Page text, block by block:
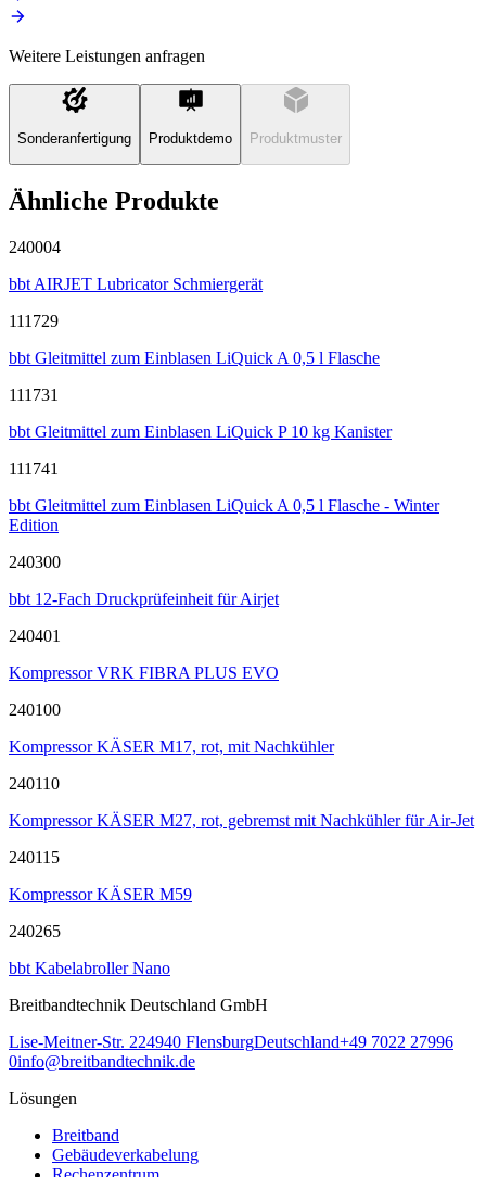
Weitere Leistungen anfragen
Sonderanfertigung Produktdemo Produktmuster
Ähnliche Produkte
240004
bbt AIRJET Lubricator Schmiergerät
111729
bbt Gleitmittel zum Einblasen LiQuick A 0,5 l Flasche
111731
bbt Gleitmittel zum Einblasen LiQuick P 10 kg Kanister
111741
bbt Gleitmittel zum Einblasen LiQuick A 0,5 l Flasche - Winter
Edition
240300
bbt 12-Fach Druckprüfeinheit für Airjet
240401
Kompressor VRK FIBRA PLUS EVO
240100
Kompressor KÄSER M17, rot, mit Nachkühler
240110
Kompressor KÄSER M27, rot, gebremst mit Nachkühler für Air-Jet
240115
Kompressor KÄSER M59
240265
bbt Kabelabroller Nano
Breitbandtechnik Deutschland GmbH
Lise-Meitner-Str. 224940 FlensburgDeutschland+49 7022 27996
0info@breitbandtechnik.de
Lösungen
Breitband
Gebäudeverkabelung